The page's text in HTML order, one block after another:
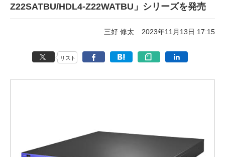
Z22SATBU/HDL4-Z22WATBU」シリーズを発売
三好 修太 2023年11月13日 17:15
リスト